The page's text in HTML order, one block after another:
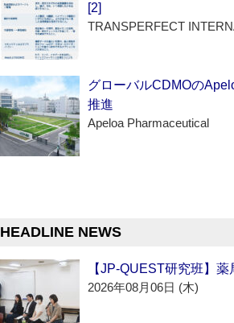
[2]
TRANSPERFECT
グローバルCDMOの
推進
Apeloa Pharmaceutical
HEADLINE NEWS
【JP-QUEST研究班】
2026年08月06日 (木)